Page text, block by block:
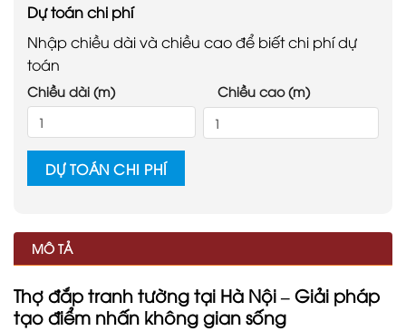
Dự toán chi phí
Nhập chiều dài và chiều cao để biết chi phí dự
toán
Chiều dài (m) Chiều cao (m)
DỰ TOÁN CHI PHÍ
MÔ TẢ
Thợ đắp tranh tường tại Hà Nội – Giải pháp
tạo điểm nhấn không gian sống